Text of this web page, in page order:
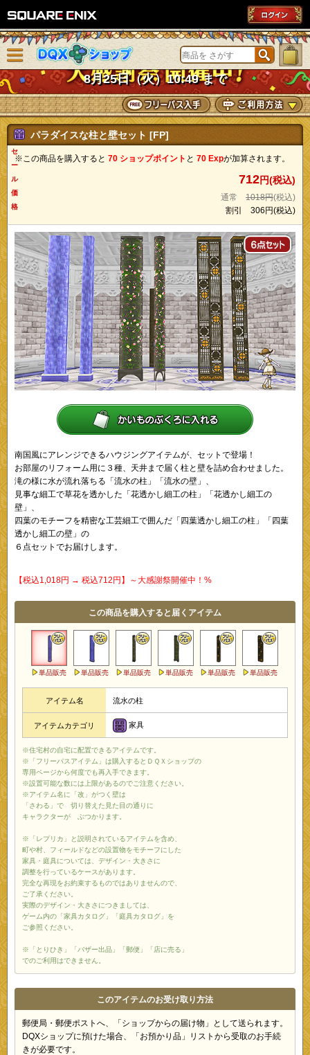
DQXショップ
8月25日（火）10:49 まで
ニューを閉じる
パラダイスな柱と壁セット [FP]
※この商品を購入すると 70 ショップポイント と 70 Expが加算されます。
セ
ー
ル
価
格
712円(税込)
通常 1018円(税込)
割引 306円(税込)
南国風にアレンジできるハウジングアイテムが、セットで登場！
お部屋のリフォーム用に３種、天井まで届く柱と壁を詰め合わせました。
滝の様に水が流れ落ちる「流水の柱」「流水の壁」、
見事な細工で草花を透かした「花透かし細工の柱」「花透かし細工の
壁」、
四葉のモチーフを精密な工芸細工で囲んだ「四葉透かし細工の柱」「四葉
透かし細工の壁」の
６点セットでお届けします。
【税込1,018円 → 税込712円】～大感謝祭開催中！%
この商品を購入すると届くアイテム
単品販売 単品販売 単品販売 単品販売 単品販売 単品販売
アイテム名 流水の柱
アイテムカテゴリ 家具
※住宅村の自宅に配置できるアイテムです。
※「フリーパスアイテム」は購入するとＤＱＸショップの
専用ページから何度でも再入手できます。
※設置可能な数には上限があるのでご注意ください。
※アイテム名に「改」がつく壁は
「さわる」で 切り替えた見た目の通りに
キャラクターが ぶつかります。
※「レプリカ」と説明されているアイテムを含め、
町や村、フィールドなどの設置物をモチーフにした
家具・庭具については、デザイン・大きさに
調整を行っているケースがあります。
完全な再現をお約束するものではありませんので、
ご了承ください。
実際のデザイン・大きさにつきましては、
ゲーム内の「家具カタログ」「庭具カタログ」を
ご参照ください。
※「とりひき」「バザー出品」「郵便」「店に売る」
でのご利用はできません。
このアイテムのお受け取り方法
郵便局・郵便ポストへ、「ショップからの届け物」として送られます。
DQXショップに預けた場合、「お預かり品」リストから受取のお手続
きが必要です。